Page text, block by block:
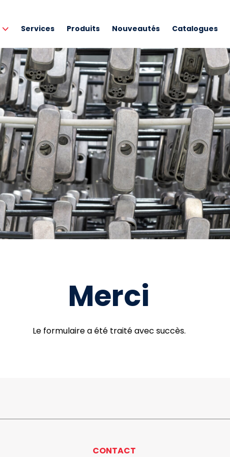
Services Produits Nouveautés Catalogues
Merci
Le formulaire a été traité avec succès.
CONTACT